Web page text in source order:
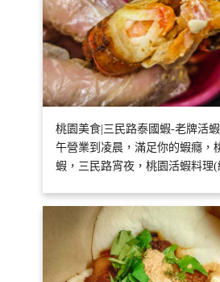
桃園美食|三民路泰國蝦-老牌活
午營業到凌晨，滿足你的蝦癮，
蝦，三民路宵夜，桃園活蝦料理(